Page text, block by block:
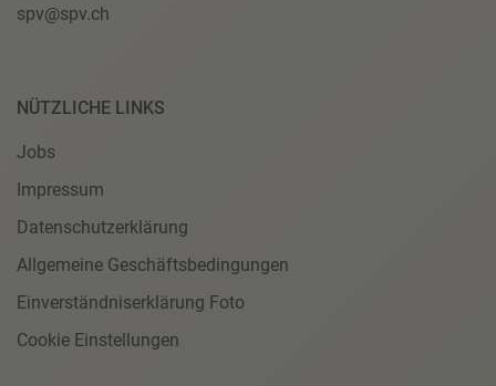
spv@spv.ch
NÜTZLICHE LINKS
Jobs
Impressum
Datenschutzerklärung
Allgemeine Geschäftsbedingungen
Einverständniserklärung Foto
Cookie Einstellungen